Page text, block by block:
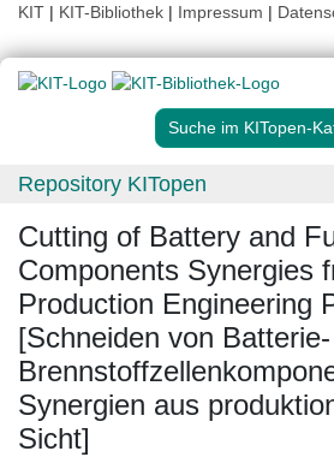
KIT | KIT-Bibliothek | Impressum |
Suche im KITopen-
Repository KITopen
Cutting of Battery and
Components Synergies
Production Engineering
[Schneiden von
Synergien aus
Sicht]